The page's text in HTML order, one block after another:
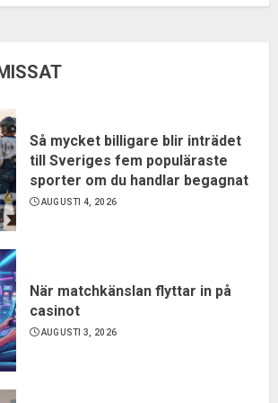
Så mycket billigare blir inträdet
till Sveriges fem populäraste
sporter om du handlar begagnat
AUGUSTI 4, 2026
När matchkänslan flyttar in på
casinot
AUGUSTI 3, 2026